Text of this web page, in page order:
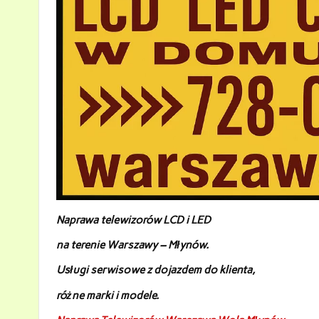
Naprawa telewizorów LCD i LED
na terenie Warszawy – Młynów.
Usługi serwisowe z dojazdem do klienta,
różne marki i modele.